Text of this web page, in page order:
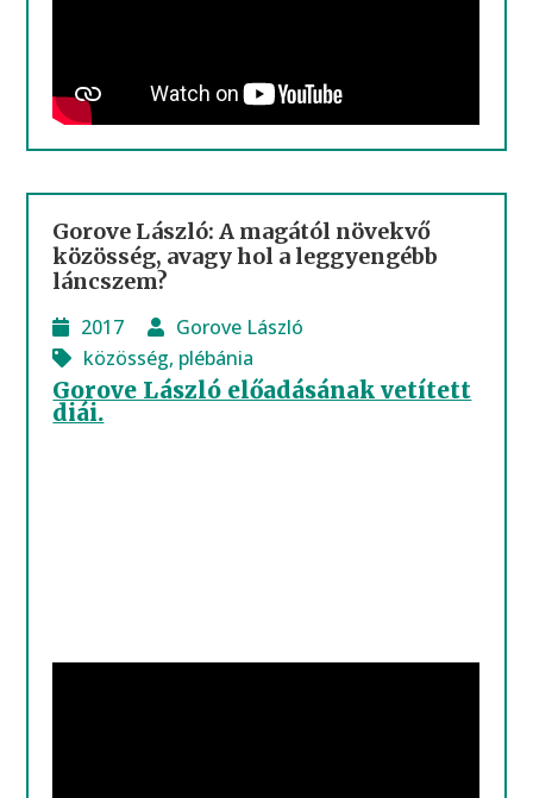
Gorove László: A magától növekvő
közösség, avagy hol a leggyengébb
láncszem?
2017
Gorove László
közösség, plébánia
Gorove László előadásának vetített
diái.